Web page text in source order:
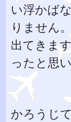
い浮かば
りません
出てきま
ったと思
かろうじ